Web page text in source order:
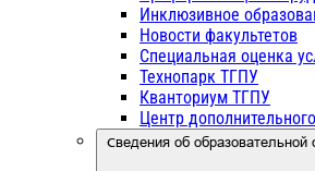
Инклюзивное
Новости факультетов
Специальная оценка
Технопарк ТГПУ
Кванториум ТГПУ
Центр
Сведения об образовательной